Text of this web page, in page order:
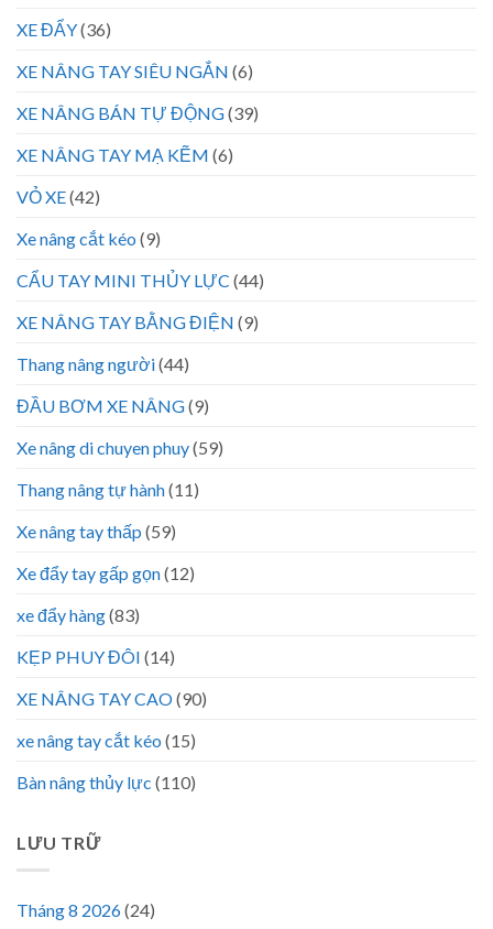
XE ĐẨY(36)
XE NÂNG TAY SIÊU NGẮN (6)
XE NÂNG BÁN TỰ ĐỘNG(39)
XE NÂNG TAY MẠ KẼM (6)
VỎ XE(42)
Xe nâng cắt kéo (9)
CẨU TAY MINI THỦY LỰC (44)
XE NÂNG TAY BẰNG ĐIỆN (9)
Thang nâng người(44)
ĐẦU BƠM XE NÂNG(9)
Xe nâng di chuyen phuy(59)
Thang nâng tự hành(11)
Xe nâng tay thấp (59)
Xe đẩy tay gấp gọn(12)
xe đẩy hàng(83)
KẸP PHUY ĐÔI (14)
XE NÂNG TAY CAO(90)
xe nâng tay cắt kéo (15)
Bàn nâng thủy lực (110)
LƯU TRỮ
Tháng 8 2026(24)